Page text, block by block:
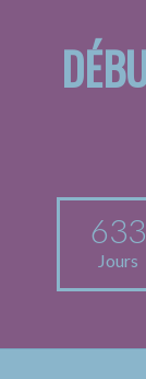
633
Jours